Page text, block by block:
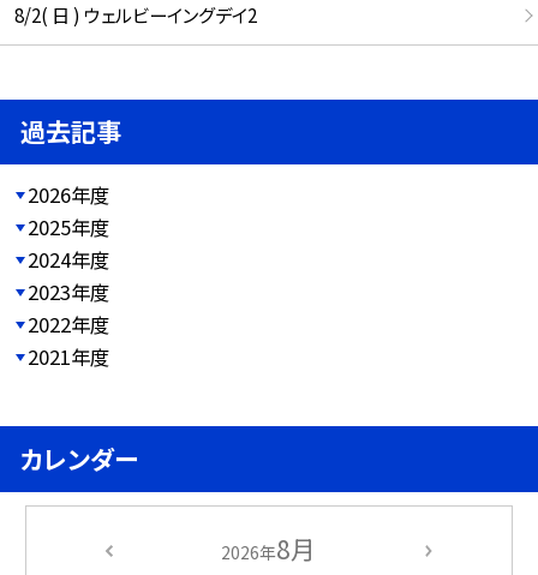
8/2( 日 ) ウェルビーイングデイ2
過去記事
2026年度
2025年度
2024年度
2023年度
2022年度
2021年度
カレンダー
2026年8月